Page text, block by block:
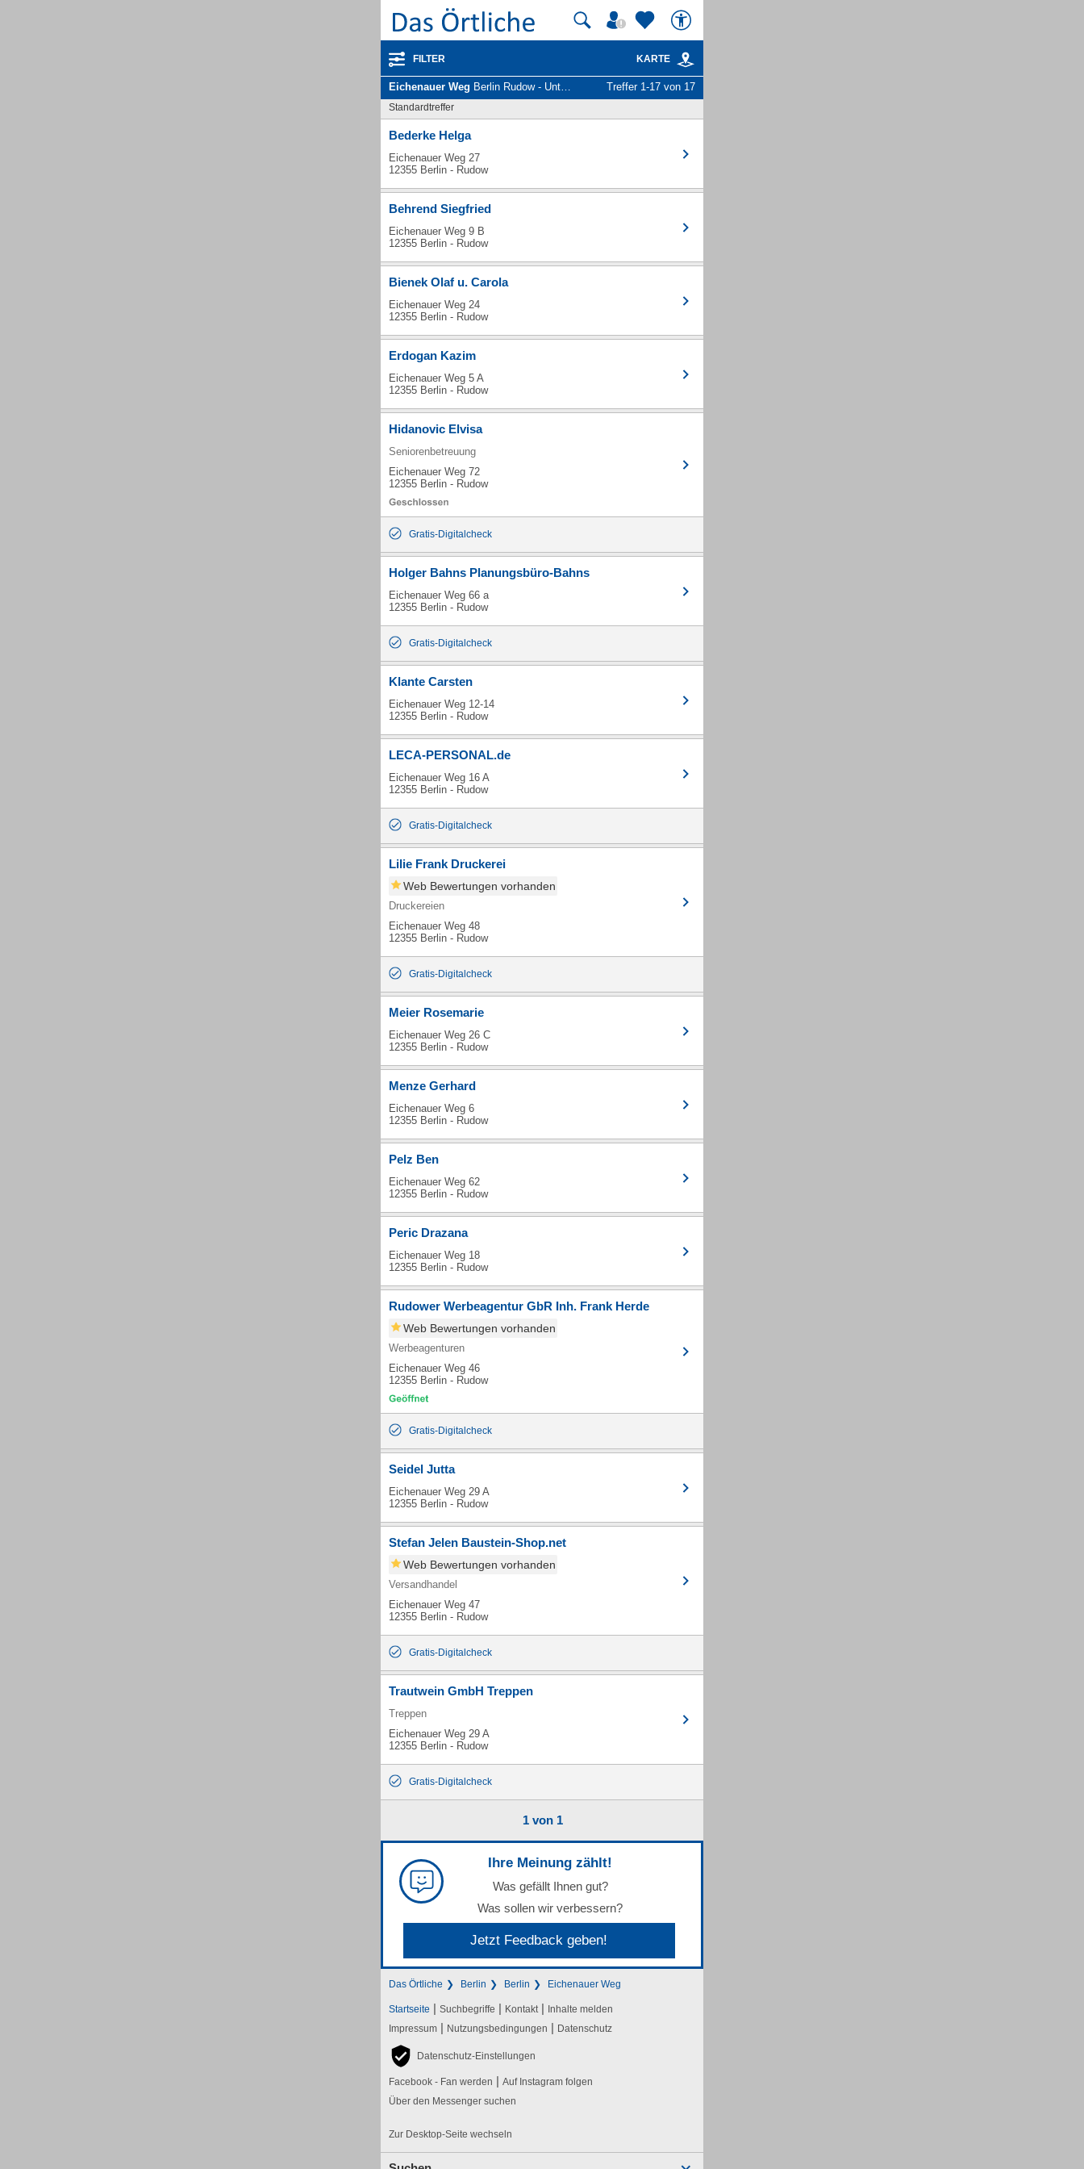
FILTER KARTE
Eichenauer Weg Berlin Rudow - Unternehmen und Personen Treffer 1-17 von 17
Standardtreffer
Bederke Helga
Eichenauer Weg 27
12355 Berlin - Rudow
Behrend Siegfried
Eichenauer Weg 9 B
12355 Berlin - Rudow
Bienek Olaf u. Carola
Eichenauer Weg 24
12355 Berlin - Rudow
Erdogan Kazim
Eichenauer Weg 5 A
12355 Berlin - Rudow
Hidanovic Elvisa
Seniorenbetreuung
Eichenauer Weg 72
12355 Berlin - Rudow
Gratis-Digitalcheck
Holger Bahns Planungsbüro-Bahns
Eichenauer Weg 66 a
12355 Berlin - Rudow
Gratis-Digitalcheck
Klante Carsten
Eichenauer Weg 12-14
12355 Berlin - Rudow
LECA-PERSONAL.de
Eichenauer Weg 16 A
12355 Berlin - Rudow
Gratis-Digitalcheck
Lilie Frank Druckerei
Web Bewertungen vorhanden
Druckereien
Eichenauer Weg 48
12355 Berlin - Rudow
Gratis-Digitalcheck
Meier Rosemarie
Eichenauer Weg 26 C
12355 Berlin - Rudow
Menze Gerhard
Eichenauer Weg 6
12355 Berlin - Rudow
Pelz Ben
Eichenauer Weg 62
12355 Berlin - Rudow
Peric Drazana
Eichenauer Weg 18
12355 Berlin - Rudow
Rudower Werbeagentur GbR Inh. Frank Herde
Web Bewertungen vorhanden
Werbeagenturen
Eichenauer Weg 46
12355 Berlin - Rudow
Gratis-Digitalcheck
Seidel Jutta
Eichenauer Weg 29 A
12355 Berlin - Rudow
Stefan Jelen Baustein-Shop.net
Web Bewertungen vorhanden
Versandhandel
Eichenauer Weg 47
12355 Berlin - Rudow
Gratis-Digitalcheck
Trautwein GmbH Treppen
Treppen
Eichenauer Weg 29 A
12355 Berlin - Rudow
Gratis-Digitalcheck
1 von 1
Ihre Meinung zählt!
Was gefällt Ihnen gut?
Was sollen wir verbessern?
Jetzt Feedback geben!
Das Örtliche Berlin Berlin Eichenauer Weg
Startseite | Suchbegriffe | Kontakt | Inhalte melden
Impressum | Nutzungsbedingungen | Datenschutz
Datenschutz-Einstellungen
Facebook - Fan werden | Auf Instagram folgen
Über den Messenger suchen
Zur Desktop-Seite wechseln